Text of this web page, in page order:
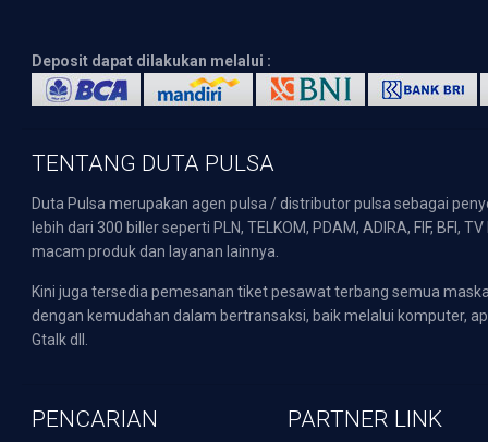
Deposit dapat dilakukan melalui :
TENTANG DUTA PULSA
Duta Pulsa merupakan agen pulsa / distributor pulsa sebagai
lebih dari 300 biller seperti PLN, TELKOM, PDAM, ADIRA, FIF,
macam produk dan layanan lainnya.
Kini juga tersedia pemesanan tiket pesawat terbang semua
dengan kemudahan dalam bertransaksi, baik melalui komputer,
Gtalk dll.
PENCARIAN PARTNER LINK